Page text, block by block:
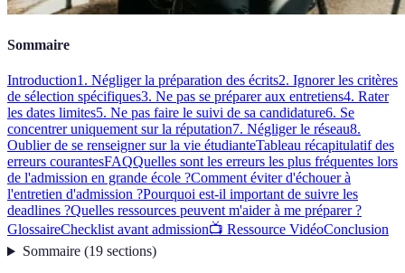
Sommaire
Introduction1. Négliger la préparation des écrits2. Ignorer les critères
de sélection spécifiques3. Ne pas se préparer aux entretiens4. Rater
les dates limites5. Ne pas faire le suivi de sa candidature6. Se
concentrer uniquement sur la réputation7. Négliger le réseau8.
Oublier de se renseigner sur la vie étudianteTableau récapitulatif des
erreurs courantesFAQQuelles sont les erreurs les plus fréquentes lors
de l'admission en grande école ?Comment éviter d'échouer à
l'entretien d'admission ?Pourquoi est-il important de suivre les
deadlines ?Quelles ressources peuvent m'aider à me préparer ?
GlossaireChecklist avant admission📺 Ressource VidéoConclusion
Sommaire(19 sections)